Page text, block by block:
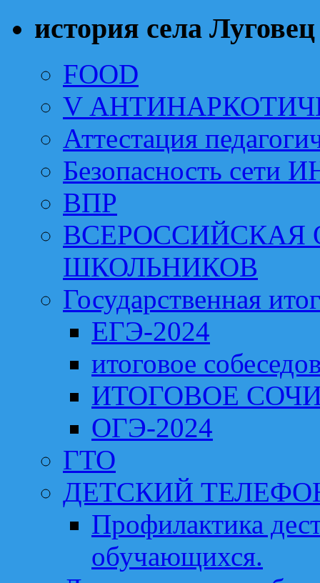
история села Луговец
FOOD
V
Аттестация
Безопасность сети
ВПР
ШКОЛЬНИКОВ
Государственная
ЕГЭ-2024
итоговое
ИТОГОВОЕ
ОГЭ-2024
ГТО
ДЕТСКИЙ
Профилактика
обучающихся.